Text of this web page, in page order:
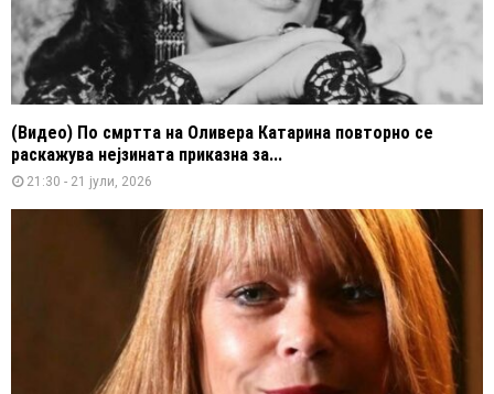
(Видео) По смртта на Оливера Катарина повторно се
раскажува нејзината приказна за...
21:30 - 21 јули, 2026